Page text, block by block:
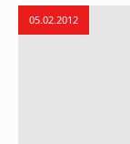
05.02.2012